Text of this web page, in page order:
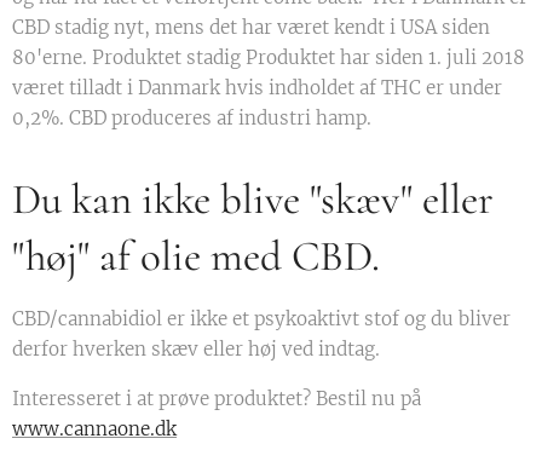
CBD stadig nyt, mens det har været kendt i USA siden
80'erne. Produktet stadig Produktet har siden 1. juli 2018
været tilladt i Danmark hvis indholdet af THC er under
0,2%. CBD produceres af industri hamp.
Du kan ikke blive "skæv" eller
"høj" af olie med CBD.
CBD/cannabidiol er ikke et psykoaktivt stof og du bliver
derfor hverken skæv eller høj ved indtag.
Interesseret i at prøve produktet? Bestil nu på
www.cannaone.dk